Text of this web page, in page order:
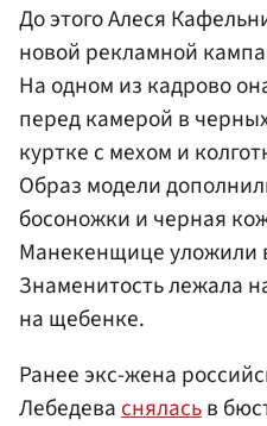
До этого Алеся
новой рекламной
На одном из кадрово
перед камерой в
куртке с мехом и
Образ модели
босоножки и черная
Манекенщице уложили
Знаменитость лежала
на щебенке.
Ранее экс-жена
Лебедевасняласьв